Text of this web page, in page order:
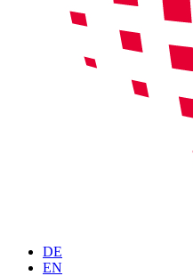
DE
EN